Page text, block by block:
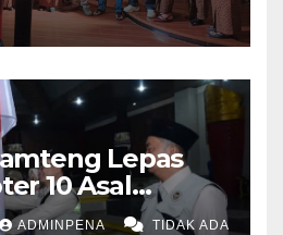
Lepas
10 Asal
ADMINPENA TIDAK ADA